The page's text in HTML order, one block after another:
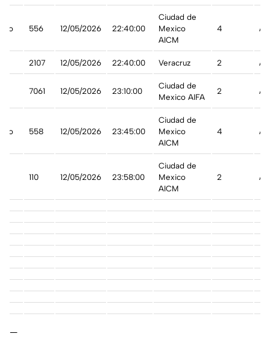
556 12/05/2026 22:40:00
Ciudad de
Mexico
AICM
4 A
2107 12/05/2026 22:40:00 Veracruz 2 A
7061 12/05/2026 23:10:00
Ciudad de
Mexico AIFA
2 A
558 12/05/2026 23:45:00
Ciudad de
Mexico
AICM
4 A
110 12/05/2026 23:58:00
Ciudad de
Mexico
AICM
2 A
—